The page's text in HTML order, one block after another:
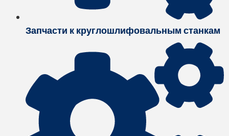
Запчасти к круглошлифовальным станкам